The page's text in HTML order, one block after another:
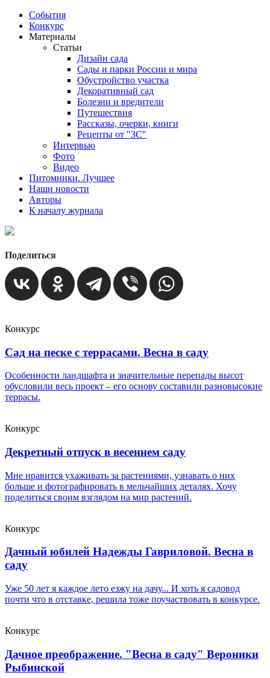
События
Конкурс
Материалы
Статьи
Дизайн сада
Сады и парки России и мира
Обустройство участка
Декоративный сад
Болезни и вредители
Путешествия
Рассказы, очерки, книги
Рецепты от "ЗС"
Интервью
Фото
Видео
Питомники. Лучшее
Наши новости
Авторы
К началу журнала
Поделиться
Конкурс
Сад на песке с террасами. Весна в саду
Особенности ландшафта и значительные перепады высот
обусловили весь проект – его основу составили разновысокие
террасы.
Конкурс
Декретный отпуск в весеннем саду
Мне нравится ухаживать за растениями, узнавать о них
больше и фотографировать в мельчайших деталях. Хочу
поделиться своим взглядом на мир растений.
Конкурс
Дачный юбилей Надежды Гавриловой. Весна в
саду
Уже 50 лет я каждое лето езжу на дачу... И хоть я садовод
почти что в отставке, решила тоже поучаствовать в конкурсе.
Конкурс
Дачное преображение. "Весна в саду" Вероники
Рыбинской